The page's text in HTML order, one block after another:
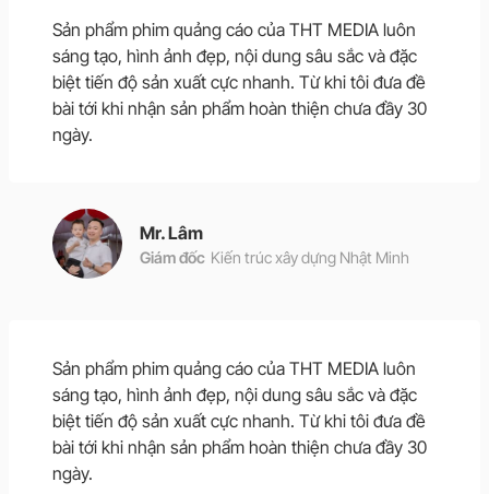
Sản phẩm phim quảng cáo của THT MEDIA luôn
sáng tạo, hình ảnh đẹp, nội dung sâu sắc và đặc
biệt tiến độ sản xuất cực nhanh. Từ khi tôi đưa đề
bài tới khi nhận sản phẩm hoàn thiện chưa đầy 30
ngày.
Mr. Lâm
Giám đốc Kiến trúc xây dựng Nhật Minh
Sản phẩm phim quảng cáo của THT MEDIA luôn
sáng tạo, hình ảnh đẹp, nội dung sâu sắc và đặc
biệt tiến độ sản xuất cực nhanh. Từ khi tôi đưa đề
bài tới khi nhận sản phẩm hoàn thiện chưa đầy 30
ngày.